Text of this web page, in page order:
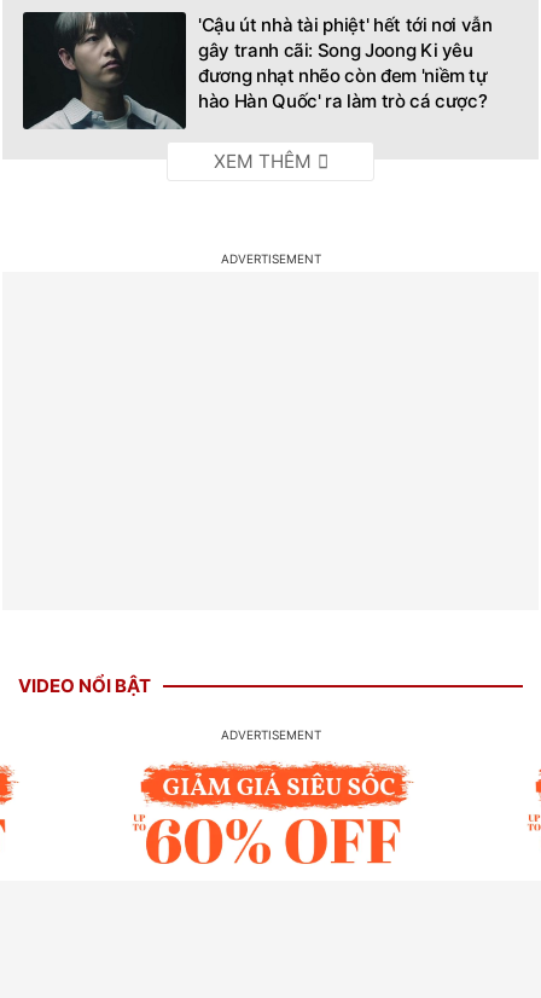
'Cậu út nhà tài phiệt' hết tới nơi vẫn
gây tranh cãi: Song Joong Ki yêu
đương nhạt nhẽo còn đem 'niềm tự
hào Hàn Quốc' ra làm trò cá cược?
VIDEO NỔI BẬT